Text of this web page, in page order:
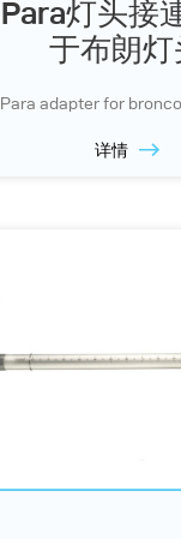
Para灯头接
于布朗灯
Para adapter for
详情